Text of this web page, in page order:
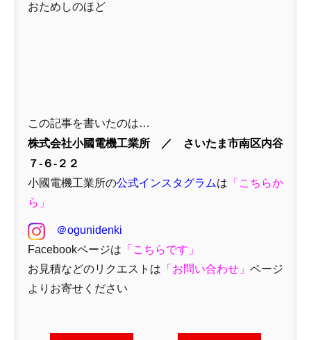
おためしのほど
この記事を書いたのは…
株式会社小國電機工業所 ／ さいたま市南区内谷
７-６-２２
小國電機工業所の公式インスタグラムは 「 こちらか
ら」
＠ogunidenki
Facebookページは 「 こちらです」
お見積などのリクエストは 「 お問い合わせ 」 ページ
よりお寄せください